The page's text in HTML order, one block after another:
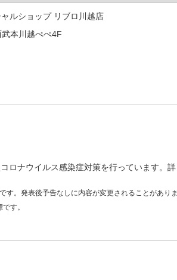
ルショップ リブロ川越店
本川越ぺぺ4F
ロナウイルス感染症対策を行っています。
。発表後予告なしに内容が変更されることがあり
す。